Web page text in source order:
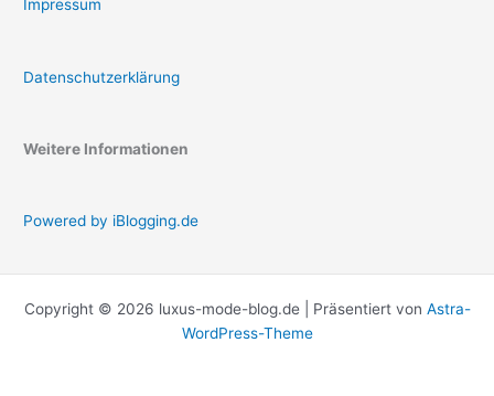
Impressum
Datenschutzerklärung
Weitere Informationen
Powered by iBlogging.de
Copyright © 2026 luxus-mode-blog.de | Präsentiert von Astra-
WordPress-Theme